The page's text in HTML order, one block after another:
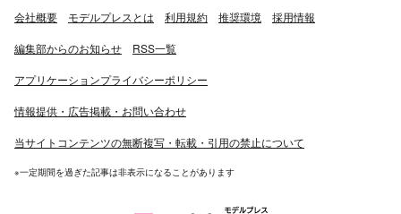
会社概要 モデルプレスとは 利用規約 推奨環境 採用情報
編集部からのお知らせ RSS一覧
アプリケーションプライバシーポリシー
情報提供・広告掲載・お問い合わせ
当サイトコンテンツの無断複写・転載・引用の禁止について
※一定期間を過ぎた記事は非表示になることがあります